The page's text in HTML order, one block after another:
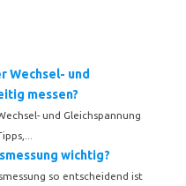
Wechsel- und
messen?
und Gleichspannung
wichtig?
so entscheidend ist